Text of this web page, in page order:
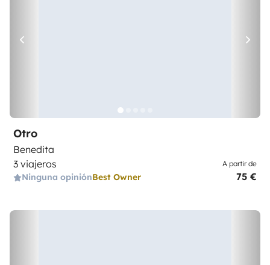
Otro
Benedita
3 viajeros
Ninguna opiniónBest Owner
A partir de
75 €